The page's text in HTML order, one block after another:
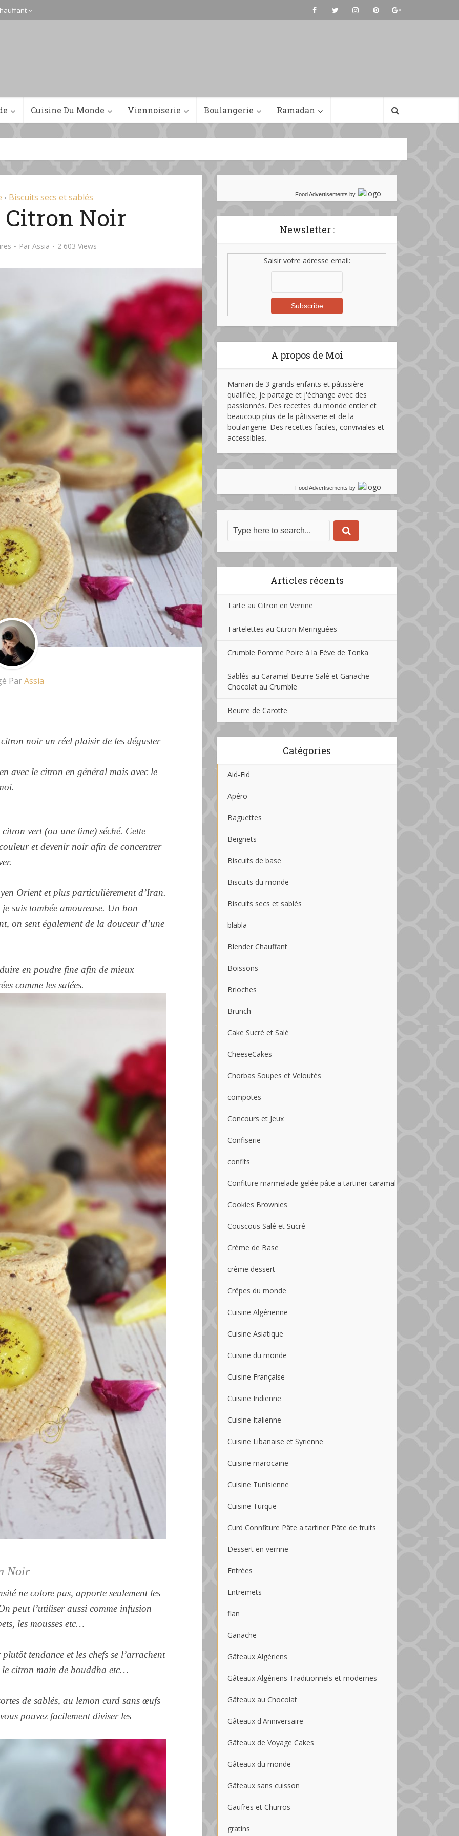
Cuisine Du Monde Viennoiserie Boulangerie Ramadan
• Biscuits secs et sablés
Citron Noir
Par Assia 2 603 Views
ParAssia
noir un réel plaisir de les déguster
avec le citron en général mais avec le
vert (ou une lime) séché. Cette
et devenir noir afin de concentrer
Orient et plus particulièrement d’Iran.
suis tombée amoureuse. Un bon
on sent également de la douceur d’une
en poudre fine afin de mieux
comme les salées.
Noir
ne colore pas, apporte seulement les
peut l’utiliser aussi comme infusion
les mousses etc…
tendance et les chefs se l’arrachent
le citron main de bouddha etc…
de sablés, au lemon curd sans œufs
pouvez facilement diviser les
Food Advertisements by
Newsletter :
Saisir votre adresse email:
A propos de Moi
Maman de 3 grands enfants et pâtissière
qualifiée, je partage et j'échange avec des
passionnés. Des recettes du monde entier et
beaucoup plus de la pâtisserie et de la
boulangerie. Des recettes faciles, conviviales et
accessibles.
Food Advertisements by
Articles récents
Tarte au Citron en Verrine
Tartelettes au Citron Meringuées
Crumble Pomme Poire à la Fève de Tonka
Sablés au Caramel Beurre Salé et Ganache
Chocolat au Crumble
Beurre de Carotte
Catégories
Aid-Eid
Apéro
Baguettes
Beignets
Biscuits de base
Biscuits du monde
Biscuits secs et sablés
blabla
Blender Chauffant
Boissons
Brioches
Brunch
Cake Sucré et Salé
CheeseCakes
Chorbas Soupes et Veloutés
compotes
Concours et Jeux
Confiserie
confits
Confiture marmelade gelée pâte a tartiner caramal
Cookies Brownies
Couscous Salé et Sucré
Crème de Base
crème dessert
Crêpes du monde
Cuisine Algérienne
Cuisine Asiatique
Cuisine du monde
Cuisine Française
Cuisine Indienne
Cuisine Italienne
Cuisine Libanaise et Syrienne
Cuisine marocaine
Cuisine Tunisienne
Cuisine Turque
Curd Connfiture Pâte a tartiner Pâte de fruits
Dessert en verrine
Entrées
Entremets
flan
Ganache
Gâteaux Algériens
Gâteaux Algériens Traditionnels et modernes
Gâteaux au Chocolat
Gâteaux d'Anniversaire
Gâteaux de Voyage Cakes
Gâteaux du monde
Gâteaux sans cuisson
Gaufres et Churros
gratins